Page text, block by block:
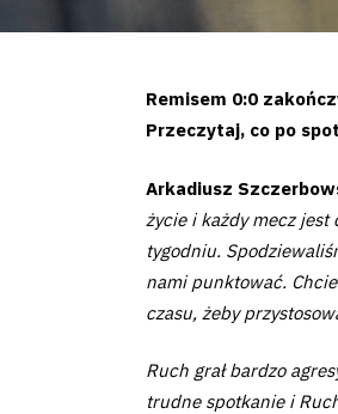
Remisem 0:0
Przeczytaj, co po
Arkadiusz
życie i każdy mecz
tygodniu.
nami punktować.
czasu, żeby
Ruch grał bardzo
trudne spotkanie i